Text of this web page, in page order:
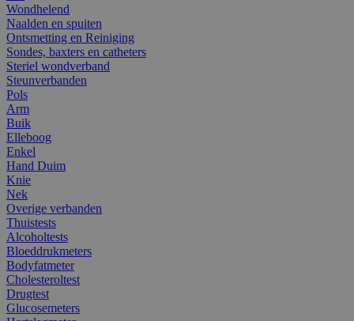
Wondhelend
Naalden en spuiten
Ontsmetting en Reiniging
Sondes, baxters en catheters
Steriel wondverband
Steunverbanden
Pols
Arm
Buik
Elleboog
Enkel
Hand Duim
Knie
Nek
Overige verbanden
Thuistests
Alcoholtests
Bloeddrukmeters
Bodyfatmeter
Cholesteroltest
Drugtest
Glucosemeters